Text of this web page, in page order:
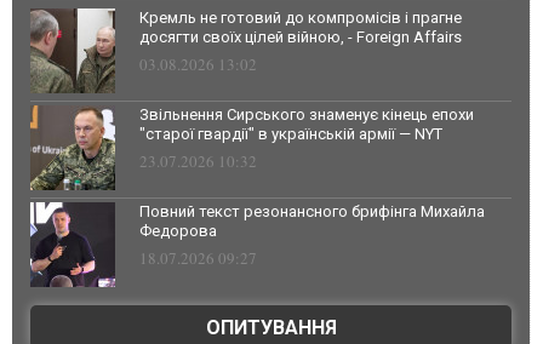
Кремль не готовий до компромісів і прагне
досягти своїх цілей війною, - Foreign Affairs
03.08.2026 13:02
Звільнення Сирського знаменує кінець епохи
"старої гвардії" в українській армії — NYT
23.07.2026 10:32
Повний текст резонансного брифінга Михайла
Федорова
18.07.2026 09:27
ОПИТУВАННЯ